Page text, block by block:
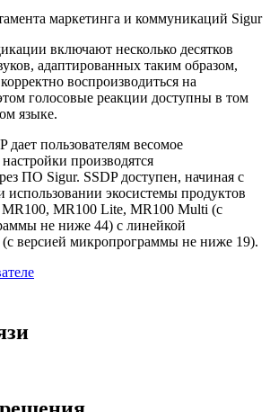
маркетинга и коммуникаций Sigur
включают несколько десятков
адаптированных таким образом,
воспроизводиться на
голосовые реакции доступны в том
языке.
дает пользователям весомое
производятся
ПО Sigur. SSDP доступен, начиная с
экосистемы продуктов
MR100, MR100 Lite, MR100 Multi (с
не ниже 44) с линейкой
версией микропрограммы не ниже 19).